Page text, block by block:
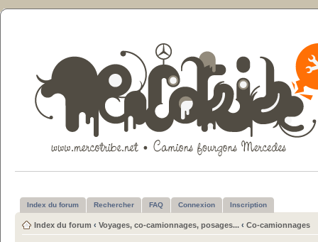
Index du forum Rechercher FAQ Connexion Inscription
Index du forum ‹ Voyages, co-camionnages, posages... ‹ Co-camionnages